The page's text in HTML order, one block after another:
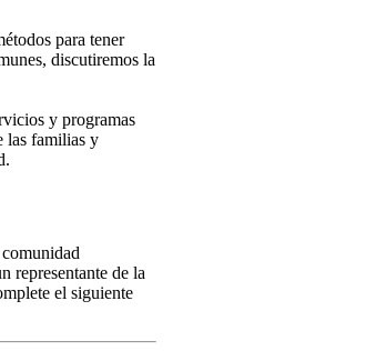
para tener
discutiremos la
y programas
las familias y
representante de la
el siguiente